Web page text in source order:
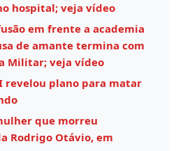
hospital; veja vídeo
em frente a academia
de amante termina com
Militar; veja vídeo
revelou plano para matar
que morreu
Rodrigo Otávio, em